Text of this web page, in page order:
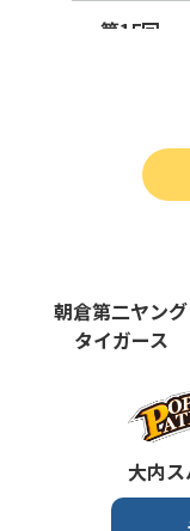
第15回
第12回
第10回
第8回
第7回
朝倉第二ヤング
タイガース
大内